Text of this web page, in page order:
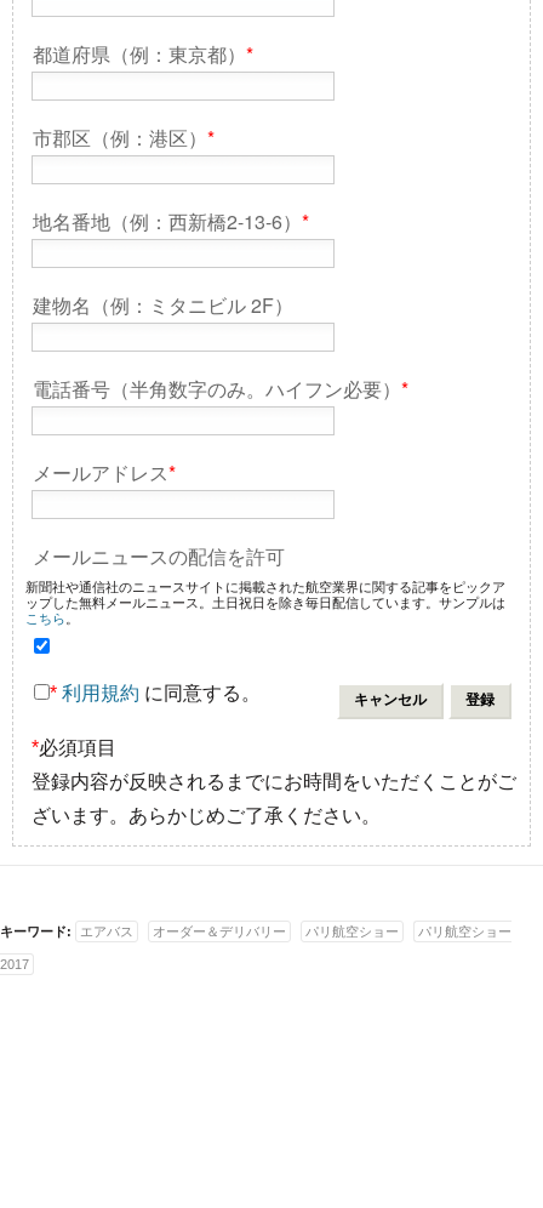
都道府県（例：東京都） *
市郡区（例：港区） *
地名番地（例：西新橋2-13-6） *
建物名（例：ミタニビル 2F）
電話番号（半角数字のみ。ハイフン必要） *
メールアドレス*
メールニュースの配信を許可
新聞社や通信社のニュースサイトに掲載された航空業界に関する記事をピックア
ップした無料メールニュース。土日祝日を除き毎日配信しています。サンプルは
こちら
* 利用規約 に同意する。
*必須項目
登録内容が反映されるまでにお時間をいただくことがご
ざいます。あらかじめご了承ください。
キーワード: エアバス オーダー＆デリバリー パリ航空ショー パリ航空ショー
2017